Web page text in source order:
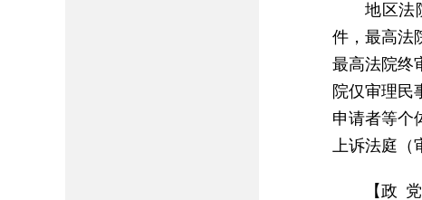
地区法
件，最高法
最高法院终
院仅审理民
申请者等个
上诉法庭（
【政